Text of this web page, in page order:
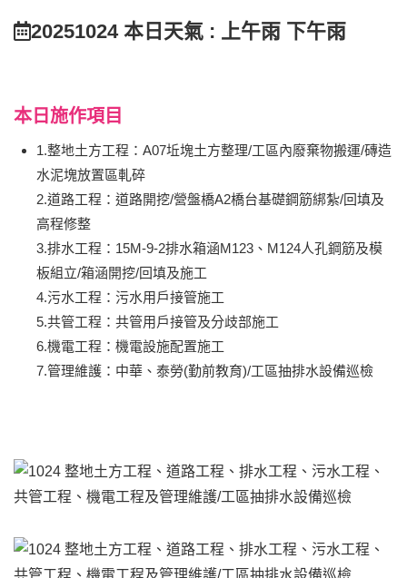
20251024 本日天氣 : 上午雨 下午雨
本日施作項目
1.整地土方工程：A07坵塊土方整理/工區內廢棄物搬運/磚造
水泥塊放置區軋碎
2.道路工程：道路開挖/營盤橋A2橋台基礎鋼筋綁紮/回填及
高程修整
3.排水工程：15M-9-2排水箱涵M123、M124人孔鋼筋及模
板組立/箱涵開挖/回填及施工
4.污水工程：污水用戶接管施工
5.共管工程：共管用戶接管及分歧部施工
6.機電工程：機電設施配置施工
7.管理維護：中華、泰勞(勤前教育)/工區抽排水設備巡檢